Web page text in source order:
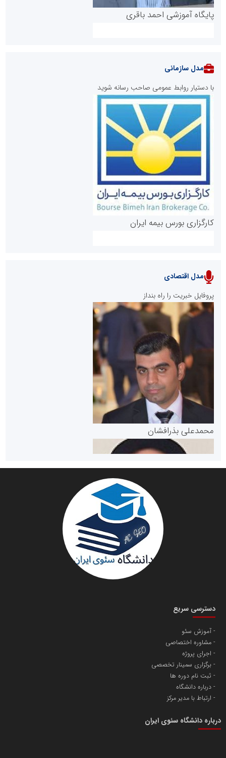
پایگاه آموزشی احمد باقری
روابط عمومی خبرگزاری گزارش خبر
پایگاه خبری نهضت ملی مسکن
پایگاه خبری گفتمان یزد
دانشگاه سئوی ایران
پایگاه اطلاع رسانی اعتلای نهادهای مردمی
مدل سازمانی
با دستیار روابط عمومی صاحب رسانه شوید
کارگزاری بورس بیمه ایران
سازمان بورس و اوراق بهادار
مرجع اخبار موثق در بازارسرمایه
سازمان صنعت،معدن و تجارت
آهن و فولاد غدیر ایرانیان
تامین آهن اسفنجی تولیدکنندگان فولاد در کشور
مدل اقتصادی
پروفایل خبریت را راه بنداز
محمدعلی بذرافشان
مریم حاج نوروز نظری
مسعودصادقی
دسترسی سریع
آموزش سئو
مشاوره اختصاصی
اجرای پروژه
برگزاری سمینار تخصصی
ثبت نام دوره ها
درباره دانشگاه
ارتباط با مدیر مرکز
درباره دانشگاه سئوی ایران